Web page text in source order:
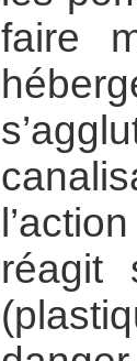
faire
réagit